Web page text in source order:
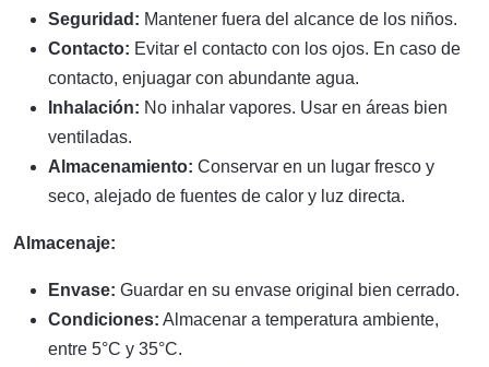
Seguridad: Mantener fuera del alcance de los niños.
Contacto: Evitar el contacto con los ojos. En caso de
contacto, enjuagar con abundante agua.
Inhalación: No inhalar vapores. Usar en áreas bien
ventiladas.
Almacenamiento: Conservar en un lugar fresco y
seco, alejado de fuentes de calor y luz directa.
Almacenaje:
Envase: Guardar en su envase original bien cerrado.
Condiciones: Almacenar a temperatura ambiente,
entre 5°C y 35°C.